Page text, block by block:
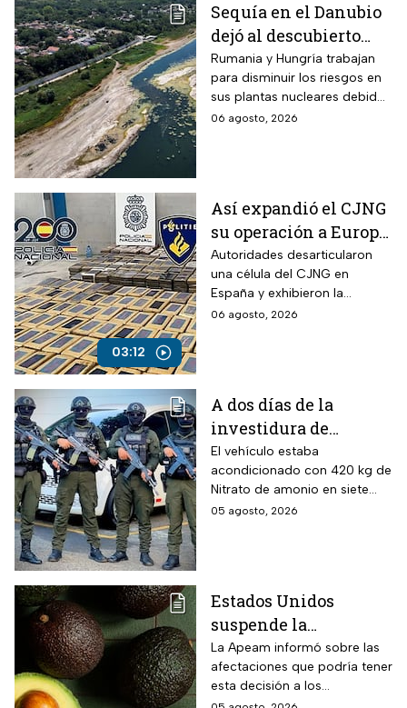
Sequía en el Danubio
dejó al descubierto
buques de la Segunda
Guerra Mundial
Rumania y Hungría trabajan
para disminuir los riesgos en
sus plantas nucleares debido
a los mínimos históricos
06 agosto, 2026
03:12
Así expandió el CJNG
su operación a Europa;
desmantelan célula
en España
Autoridades desarticularon
una célula del CJNG en
España y exhibieron la
expansión del cártel con
06 agosto, 2026
A dos días de la
investidura de
Abelardo de la
Espriella, desactivan
autobús bomba cerca
de Cali
El vehículo estaba
acondicionado con 420 kg de
Nitrato de amonio en siete
cilindros y presuntamente lo
05 agosto, 2026
Estados Unidos
suspende la
importación de
aguacate de
Michoacán por alerta
La Apeam informó sobre las
afectaciones que podría tener
esta decisión a los
trabajadores y la industria